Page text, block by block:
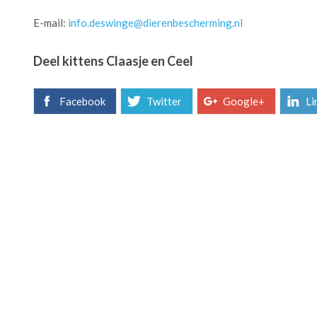
E-mail: info.deswinge@dierenbescherming.nl
Deel kittens Claasje en Ceel
Facebook Twitter Google+